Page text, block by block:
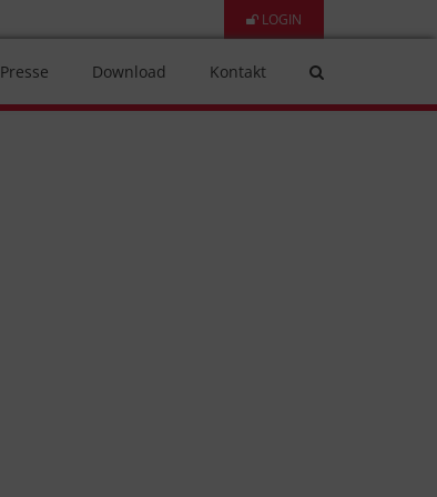
LOGIN
Presse Download Kontakt